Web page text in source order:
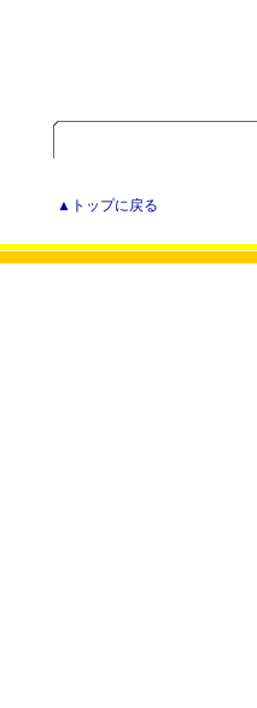
▲トップに戻る